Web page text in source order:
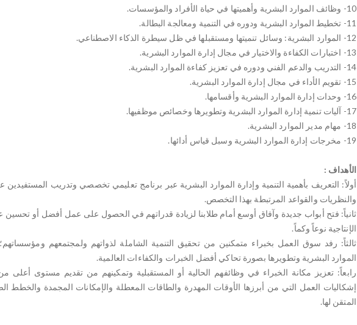
10- وظائف الموارد البشرية وأهميتها في حياة الأفراد والمؤسسات.
11- تخطيط الموارد البشرية ودوره في التنمية ومعالجة البطالة.
12- الموارد البشرية: وسائل تنميتها ومستقبلها في ظل سيطرة الذكاء الاصطناعي.
13- اختبارات الكفاءة والاختيار في مجال إدارة الموارد البشرية.
14- التدريب والدعم الفني ودوره في تعزيز كفاءة الموارد البشرية.
15- تقويم الأداء في مجال إدارة الموارد البشرية.
16- وحدات إدارة الموارد البشرية وأقسامها.
17- آليات تنمية إدارة الموارد البشرية وتطويرها وخصائص موظفيها.
18- مهام مدير الموارد البشرية.
19- مخرجات إدارة الموارد البشرية وسبل قياس أدائها.
الأهداف :
أولاً: التعريف بأهمية التنمية وإدارة الموارد البشرية عبر برنامج تعليمي تخصصي وتدريب المستفيدين
والنظريات والقواعد المرتبطة بهذا التخصص.
ثانياً: فتح أبواب جديدة وآفاق أوسع أمام طلابنا لزيادة قدراتهم في الحصول على عمل أفضل أو تحسين
الإنتاجية نوعاً وكماً.
ثالثاً: رفد سوق العمل بخبراء متمكنين من تحقيق التنمية الشاملة لذواتهم ولمجتمعهم
الموارد البشرية وتطويرها بصورة تحاكي أفضل الخبرات والكفاءات العالمية.
رابعاً: تعزيز مكانة الخبراء في وظائفهم الحالية أو المستقبلية وتمكينهم من تقديم مستوى أعلى
إشكاليات العمل التي من أبرزها الأوقات المهدرة والطاقات المعطلة والإمكانات المجمدة والخطط
المتقن لها.